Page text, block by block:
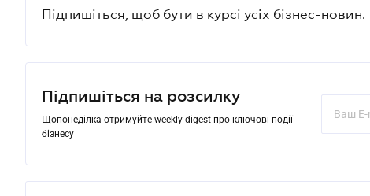
Підпишіться, щоб бути в курсі усіх бізнес-новин.
Підпишіться на розсилку
Щопонеділка отримуйте weekly-digest про ключові події
бізнесу